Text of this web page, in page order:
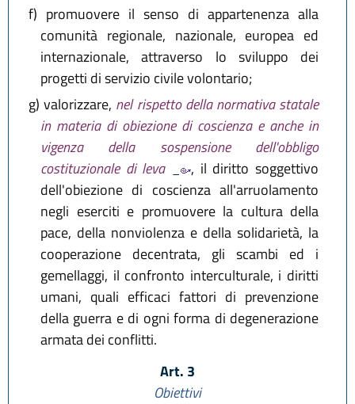
f) promuovere il senso di appartenenza alla
comunità regionale, nazionale, europea ed
internazionale, attraverso lo sviluppo dei
progetti di servizio civile volontario;
g) valorizzare, nel rispetto della normativa statale
in materia di obiezione di coscienza e anche in
vigenza della sospensione dell'obbligo
costituzionale di leva
, il diritto soggettivo
dell'obiezione di coscienza all'arruolamento
negli eserciti e promuovere la cultura della
pace, della nonviolenza e della solidarietà, la
cooperazione decentrata, gli scambi ed i
gemellaggi, il confronto interculturale, i diritti
umani, quali efficaci fattori di prevenzione
della guerra e di ogni forma di degenerazione
armata dei conflitti.
Art. 3
Obiettivi